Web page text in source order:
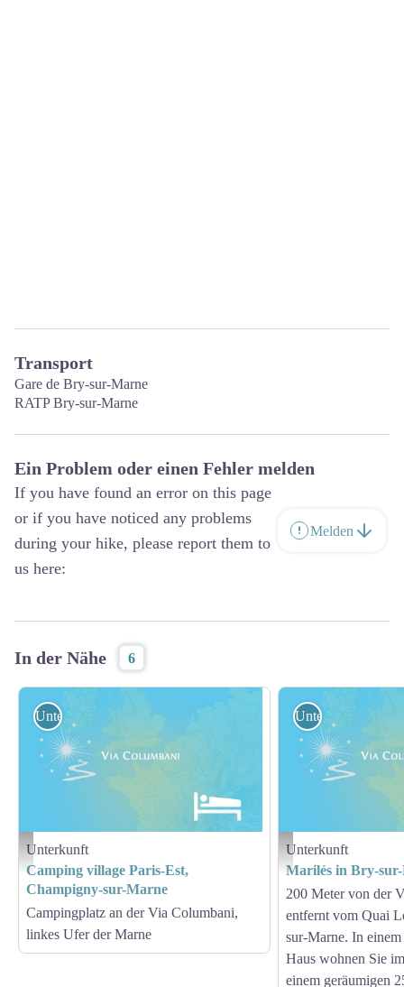
Transport
Gare de Bry-sur-Marne
RATP Bry-sur-Marne
Ein Problem oder einen Fehler melden
If you have found an error on this page
or if you have noticed any problems
during your hike, please report them to
us here:
Melden
In der Nähe 6
Hébergement - Via Columbani
Unterkunft
Unterkunft
Camping village Paris-Est,
Champigny-sur-Marne
Campingplatz an der Via Columbani,
linkes Ufer der Marne
Hébergement - Via
Unterkunft
Unterkunft
Marilés in Bry-
200 Meter von der
entfernt vom Quai
sur-Marne. In
Haus wohnen Sie
einem geräumigen